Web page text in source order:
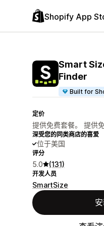
Shopify App
Smart
Finder
Built for
定价
提供免费套餐。 提供免
深受您的同类商店的喜爱
位于美国
评分
5.0 (131)
开发人员
SmartSize